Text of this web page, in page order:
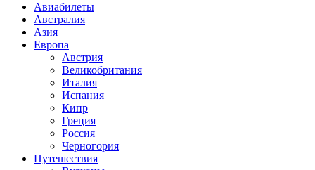
Авиабилеты
Австралия
Азия
Европа
Австрия
Великобритания
Италия
Испания
Кипр
Греция
Россия
Черногория
Путешествия